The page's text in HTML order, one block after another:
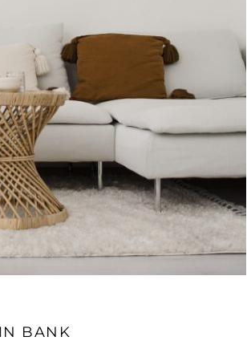
BANK